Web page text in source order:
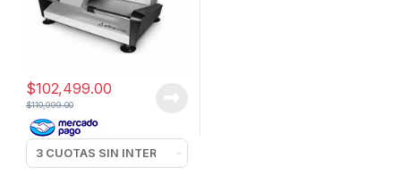
$102,499.00
$119,999.00